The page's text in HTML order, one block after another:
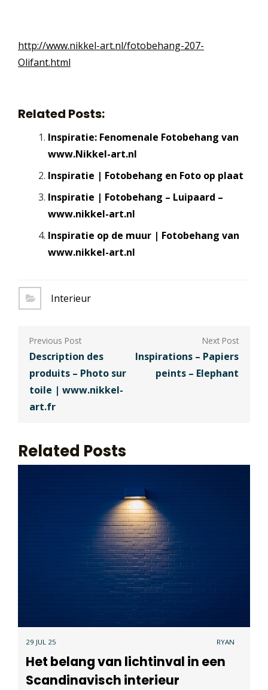
http://www.nikkel-art.nl/fotobehang-207-
Olifant.html
Related Posts:
Inspiratie: Fenomenale Fotobehang van
www.Nikkel-art.nl
Inspiratie | Fotobehang en Foto op plaat
Inspiratie | Fotobehang – Luipaard –
www.nikkel-art.nl
Inspiratie op de muur | Fotobehang van
www.nikkel-art.nl
Interieur
Berichtnavigatie
Description des
produits – Photo sur
toile | www.nikkel-
art.fr
Inspirations – Papiers
peints – Elephant
Related Posts
29 JUL 25 RYAN
Het belang van lichtinval in een
Scandinavisch interieur